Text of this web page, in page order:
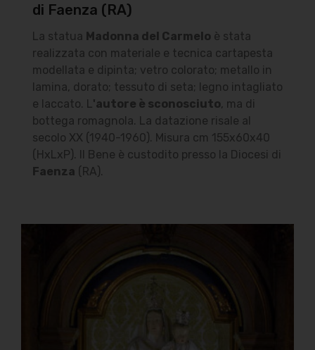
di Faenza (RA)
La statua Madonna del Carmelo è stata
realizzata con materiale e tecnica cartapesta
modellata e dipinta; vetro colorato; metallo in
lamina, dorato; tessuto di seta; legno intagliato
e laccato. L'autore è sconosciuto, ma di
bottega romagnola. La datazione risale al
secolo XX (1940-1960). Misura cm 155x60x40
(HxLxP). Il Bene è custodito presso la Diocesi di
Faenza (RA).